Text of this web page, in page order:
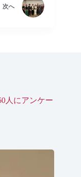
次へ
人にアンケー